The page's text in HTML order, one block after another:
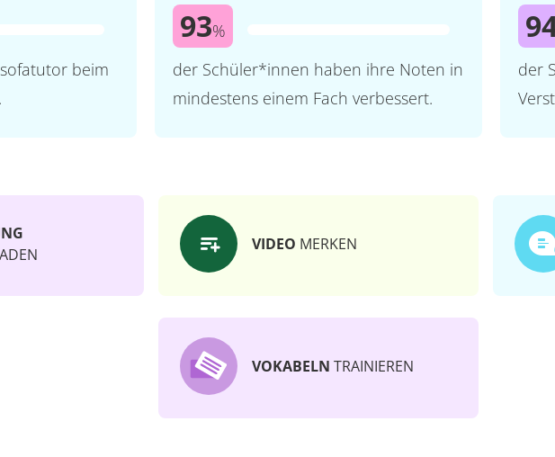
beim
93%
der Schüler*innen haben ihre Noten in
mindestens einem Fach verbessert.
der
VIDEO MERKEN
VOKABELN TRAINIEREN